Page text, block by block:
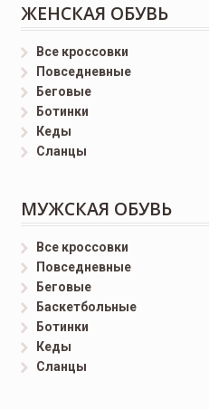
ЖЕНСКАЯ ОБУВЬ
Все кроссовки
Повседневные
Беговые
Ботинки
Кеды
Сланцы
МУЖСКАЯ ОБУВЬ
Все кроссовки
Повседневные
Беговые
Баскетбольные
Ботинки
Кеды
Сланцы